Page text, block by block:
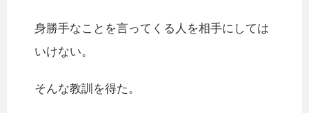
身勝手なことを言ってくる人を相手にしては
いけない。
そんな教訓を得た。